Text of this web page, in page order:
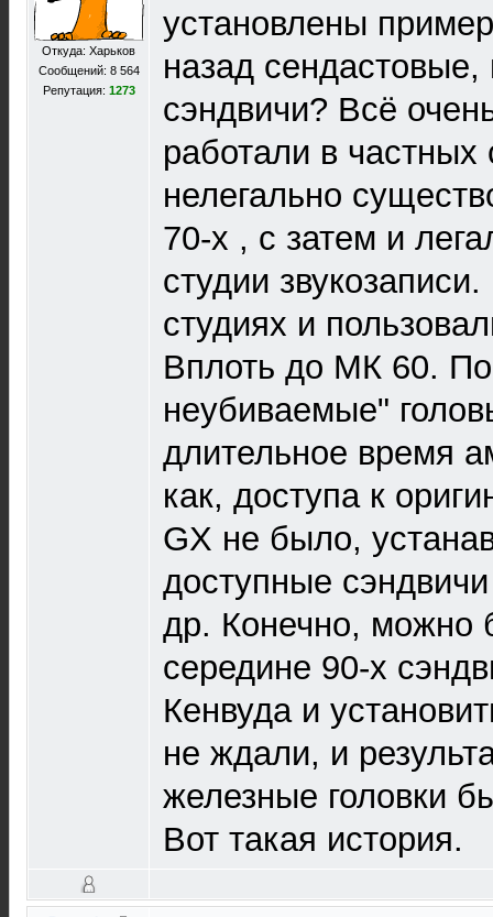
Откуда: Харьков
Сообщений: 8 564
Репутация: 1273
установлены
назад сендастовые,
сэндвичи? Всё
работали в частных
нелегально
70-х , с затем и
студии
студиях и
Вплоть до МК 60.
неубиваемые"
длительное время
как, доступа к
GX не было,
доступные
др. Конечно, можно
середине 90-х
Кенвуда и
не ждали, и
железные головки
Вот такая история.